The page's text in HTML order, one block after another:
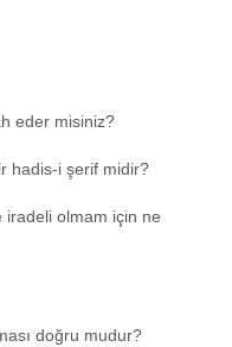
eder misiniz?
hadis-i şerif midir?
iradeli olmam için ne
doğru mudur?